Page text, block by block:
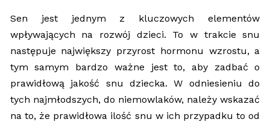
Sen jest jednym z kluczowych elementów
wpływających na rozwój dzieci. To w trakcie snu
następuje największy przyrost hormonu wzrostu, a
tym samym bardzo ważne jest to, aby zadbać o
prawidłową jakość snu dziecka. W odniesieniu do
tych najmłodszych, do niemowlaków, należy wskazać
na to, że prawidłowa ilość snu w ich przypadku to od